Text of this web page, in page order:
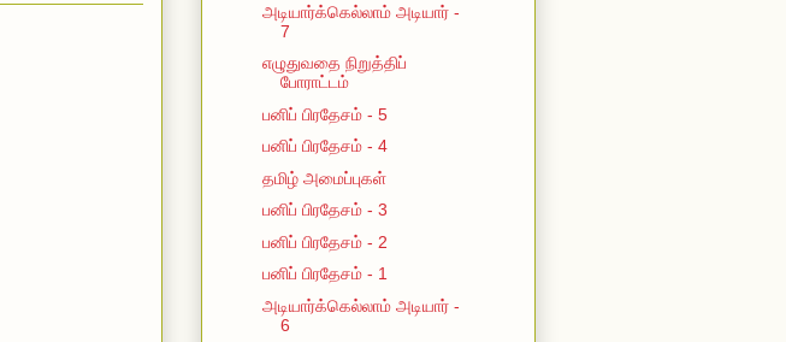
அடியார்க்கெல்லாம் அடியார் -
7
எழுதுவதை நிறுத்திப்
போராட்டம்
பனிப் பிரதேசம் - 5
பனிப் பிரதேசம் - 4
தமிழ் அமைப்புகள்
பனிப் பிரதேசம் - 3
பனிப் பிரதேசம் - 2
பனிப் பிரதேசம் - 1
அடியார்க்கெல்லாம் அடியார் -
6